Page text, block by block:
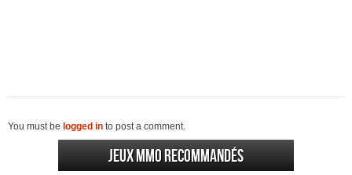
You must be logged in to post a comment.
Jeux MMO recommandés